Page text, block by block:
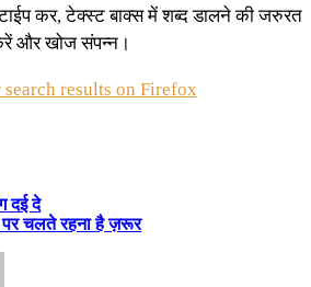
कर, टेक्स्ट बाक्स में शब्द डालने की जरुरत
और खोज संपन्न।
दई दे
पर चलते रहना है ज़रूर